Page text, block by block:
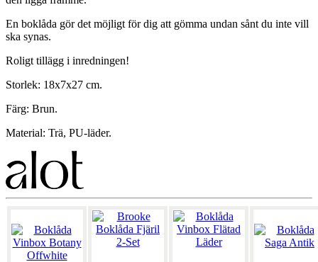
En boklåda gör det möjligt för dig att gömma undan sånt du inte vill
ska synas.
Roligt tillägg i inredningen!
Storlek: 18x7x27 cm.
Färg: Brun.
Material: Trä, PU-läder.